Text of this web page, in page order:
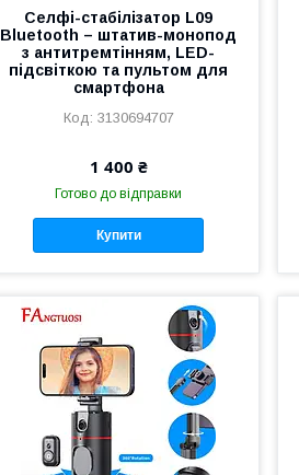
Селфі-стабілізатор L09
Bluetooth – штатив-монопод
з антитремтінням, LED-
підсвіткою та пультом для
смартфона
3130694707
1 400 ₴
Готово до відправки
Купити